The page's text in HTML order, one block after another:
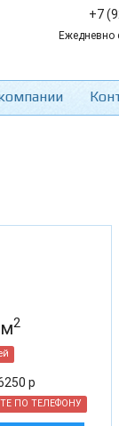
+7
Ежедневно
2
р
ПО ТЕЛЕФОНУ